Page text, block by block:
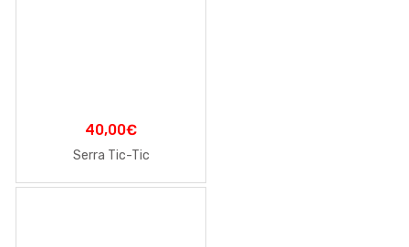
40,00€
Serra Tic-Tic